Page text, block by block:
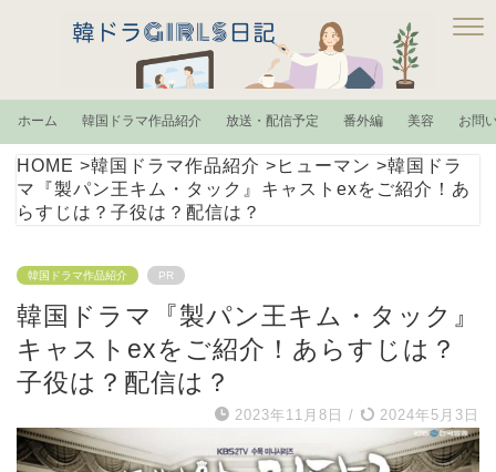
ホーム 韓国ドラマ作品紹介 放送・配信予定 番外編 美容 お問
HOME >韓国ドラマ作品紹介 > ヒューマン >韓国ドラ
マ『製パン王キム・タック』キャストexをご紹介！あ
らすじは？子役は？配信は？
韓国ドラマ作品紹介 PR
韓国ドラマ『製パン王キム・タック』
キャストexをご紹介！あらすじは？
子役は？配信は？
2023年11月8日 / 2024年5月3日